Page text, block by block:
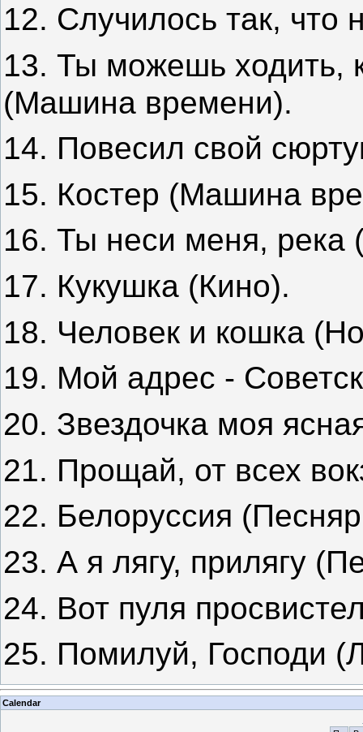
12. Случилось так,
13. Ты можешь ходить,
(Машина времени).
14. Повесил свой
15. Костер (Машина
16. Ты неси меня, река
17. Кукушка (Кино).
18. Человек и кошка
19. Мой адрес -
20. Звездочка моя
21. Прощай, от всех
22. Белоруссия
23. А я лягу, прилягу
24. Вот пуля
25. Помилуй, Господи
Calendar